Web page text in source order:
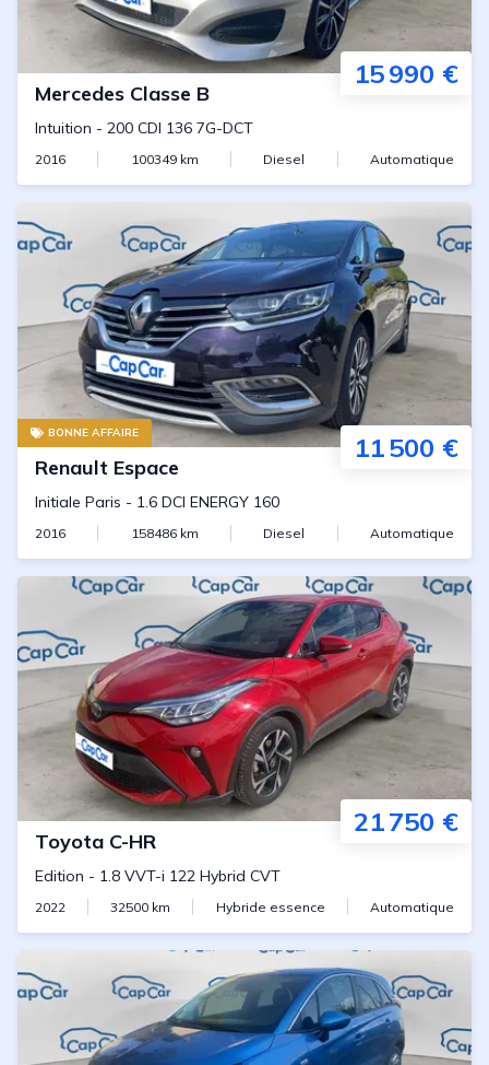
15 990 €
Mercedes Classe B
Intuition - 200 CDI 136 7G-DCT
2016 100349km Diesel Automatique
BONNE AFFAIRE 11 500 €
Renault Espace
Initiale Paris - 1.6 DCI ENERGY 160
2016 158486km Diesel Automatique
21 750 €
Toyota C-HR
Edition - 1.8 VVT-i 122 Hybrid CVT
2022 32500 km Hybride essence Automatique